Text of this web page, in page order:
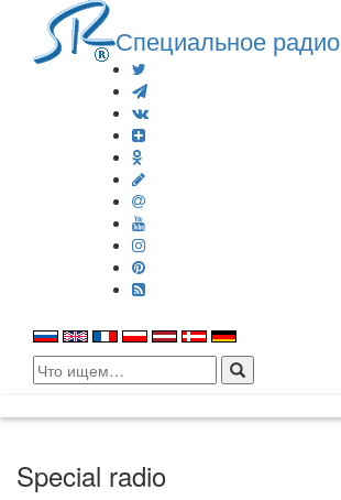
Специальное радио
Search
for:
Special radio